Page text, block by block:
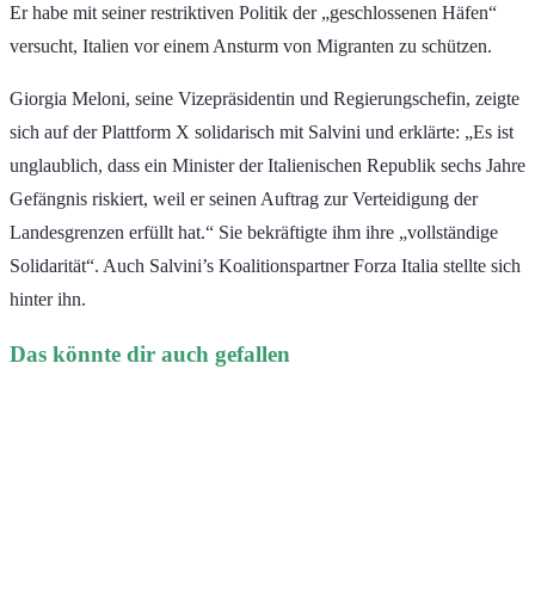
Er habe mit seiner restriktiven Politik der „geschlossenen Häfen“
versucht, Italien vor einem Ansturm von Migranten zu schützen.
Giorgia Meloni, seine Vizepräsidentin und Regierungschefin, zeigte
sich auf der Plattform X solidarisch mit Salvini und erklärte: „Es ist
unglaublich, dass ein Minister der Italienischen Republik sechs Jahre
Gefängnis riskiert, weil er seinen Auftrag zur Verteidigung der
Landesgrenzen erfüllt hat.“ Sie bekräftigte ihm ihre „vollständige
Solidarität“. Auch Salvini’s Koalitionspartner Forza Italia stellte sich
hinter ihn.
Das könnte dir auch gefallen